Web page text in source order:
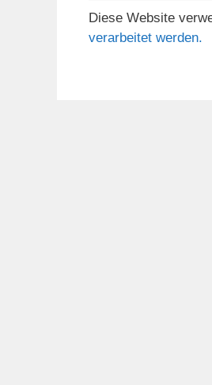
Diese Website
verarbeitet werden.